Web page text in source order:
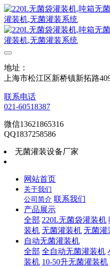
地址：
上海市松江区新桥镇新拓路
联系电话
021-60518387
微信13621865316
QQ1837258586
无菌灌装设备厂家
网站首页
关于我们
公司简介 联系我们
产品展示
全部 220L无菌袋灌装机
装机 无菌灌装机 无菌灌
自动无菌灌装机
全部 全自动无菌灌装机
装机 10-50升无菌灌装机